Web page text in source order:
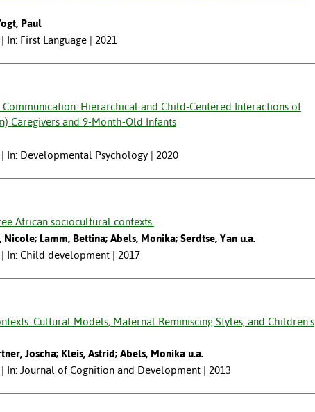
Paul
In: First Language | 2021
Hierarchical and Child-Centered Interactions of
Caregivers and 9-Month-Old Infants
In: Developmental Psychology | 2020
African sociocultural contexts.
Lamm, Bettina; Abels, Monika; Serdtse, Yan u.a.
In: Child development | 2017
Cultural Models, Maternal Reminiscing Styles, and Children's
Joscha; Kleis, Astrid; Abels, Monika u.a.
In: Journal of Cognition and Development | 2013